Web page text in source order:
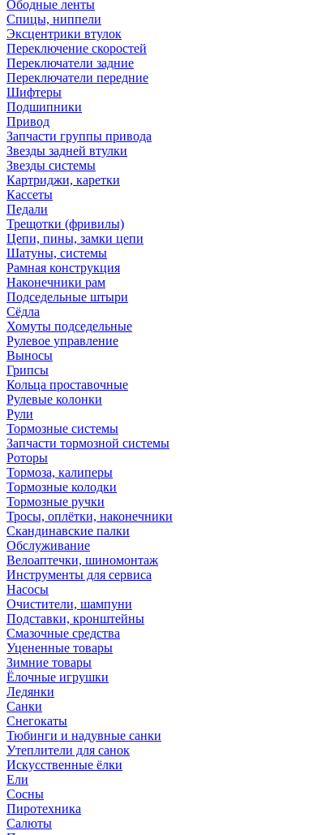
Ободные ленты
Спицы, ниппели
Эксцентрики втулок
Переключение скоростей
Переключатели задние
Переключатели передние
Шифтеры
Подшипники
Привод
Запчасти группы привода
Звезды задней втулки
Звезды системы
Картриджи, каретки
Кассеты
Педали
Трещотки (фривилы)
Цепи, пины, замки цепи
Шатуны, системы
Рамная конструкция
Наконечники рам
Подседельные штыри
Сёдла
Хомуты подседельные
Рулевое управление
Выносы
Грипсы
Кольца проставочные
Рулевые колонки
Рули
Тормозные системы
Запчасти тормозной системы
Роторы
Тормоза, калиперы
Тормозные колодки
Тормозные ручки
Тросы, оплётки, наконечники
Скандинавские палки
Обслуживание
Велоаптечки, шиномонтаж
Инструменты для сервиса
Насосы
Очистители, шампуни
Подставки, кронштейны
Смазочные средства
Уцененные товары
Зимние товары
Ёлочные игрушки
Ледянки
Санки
Снегокаты
Тюбинги и надувные санки
Утеплители для санок
Искусственные ёлки
Ели
Сосны
Пиротехника
Салюты